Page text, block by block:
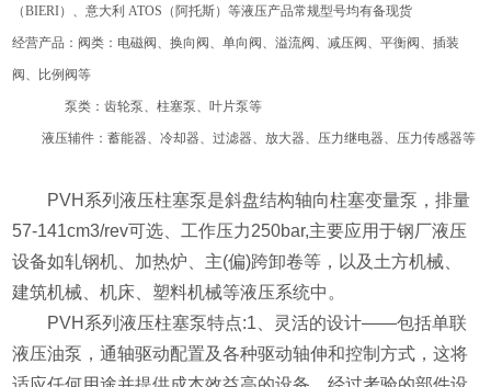
（BIERI）、意大利 ATOS （阿托斯）等液压产品常规型号均有备现货
经营产品：阀类：电磁阀、换向阀、单向阀、溢流阀、减压阀、平衡阀、插装
阀、比例阀等
泵类：齿轮泵、柱塞泵、叶片泵等
液压辅件 ：蓄能器、冷却器、过滤器、放大器、压力继电器、压力传感器等
PVH系列液压柱塞泵是斜盘结构轴向柱塞变量泵，排量
57-141cm3/rev可选、工作压力250bar,主要应用于钢厂液压
设备如轧钢机、加热炉、主(偏)跨卸卷等，以及土方机械、
建筑机械、机床、塑料机械等液压系统中。
PVH系列液压柱塞泵特点:1、灵活的设计——包括单联
液压油泵，通轴驱动配置及各种驱动轴伸和控制方式，这将